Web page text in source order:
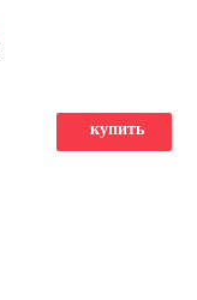
купить